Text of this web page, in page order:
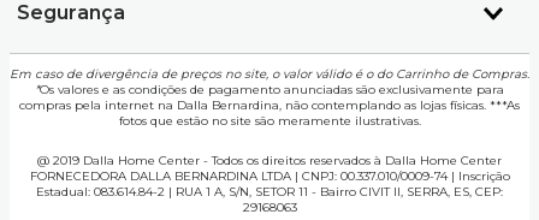
Segurança
Em caso de divergência de preços no site, o valor válido é o do Carrinho de Compras.
*Os valores e as condições de pagamento anunciadas são exclusivamente para
compras pela internet na Dalla Bernardina, não contemplando as lojas físicas. ***As
fotos que estão no site são meramente ilustrativas.
@ 2019 Dalla Home Center - Todos os direitos reservados à Dalla Home Center
FORNECEDORA DALLA BERNARDINA LTDA | CNPJ: 00.337.010/0009-74 | Inscrição
Estadual: 083.614.84-2 | RUA 1 A, S/N, SETOR 11 - Bairro CIVIT II, SERRA, ES, CEP:
29168063